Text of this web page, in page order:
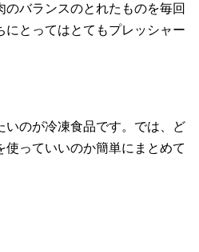
バランスのとれたものを毎回
にとってはとてもプレッシャー
いのが冷凍食品です。では、ど
っていいのか簡単にまとめて